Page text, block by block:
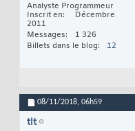
Analyste Programmeur
Inscrit en
Décembre
2011
Messages
1 326
Billets dans le blog
12
08/11/2018, 06h59
tlt